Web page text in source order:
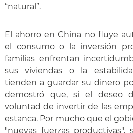
“natural”.
El ahorro en China no fluye
el consumo o la inversión
familias enfrentan
sus viviendas o la
tienden a guardar su dinero
demostró que, si el deseo
voluntad de invertir de las
estanca. Por mucho que el
"nuevas fuerzas